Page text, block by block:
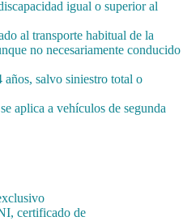
igual o superior al
al transporte habitual de la
no necesariamente conducido
años, salvo siniestro total o
aplica a vehículos de segunda
certificado de